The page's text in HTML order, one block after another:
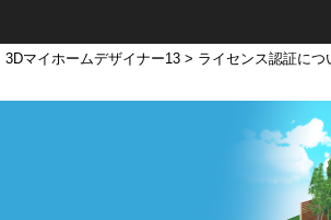
3Dマイホームデザイナー13 > ライセンス認証につ